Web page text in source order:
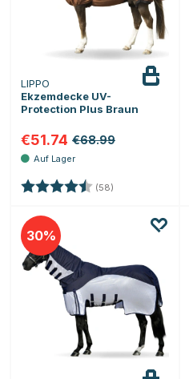
LIPPO
Ekzemdecke UV-
Protection Plus Braun
€51.74 €68.99
Bewertung: (58) 4.4 von 5
30